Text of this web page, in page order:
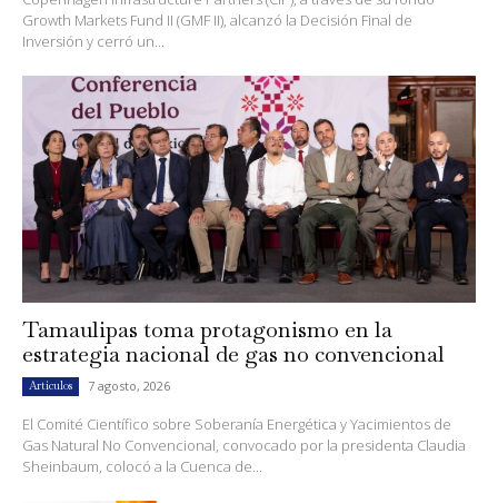
Growth Markets Fund II (GMF II), alcanzó la Decisión Final de
Inversión y cerró un...
Tamaulipas toma protagonismo en la
estrategia nacional de gas no convencional
Artículos 7 agosto, 2026
El Comité Científico sobre Soberanía Energética y Yacimientos de
Gas Natural No Convencional, convocado por la presidenta Claudia
Sheinbaum, colocó a la Cuenca de...